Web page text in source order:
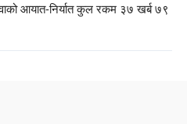
आयात-निर्यात कुल रकम ३७ खर्ब ७९